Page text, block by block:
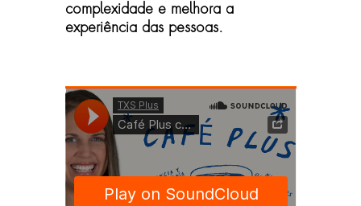
complexidade e melhora a
experiência das pessoas.